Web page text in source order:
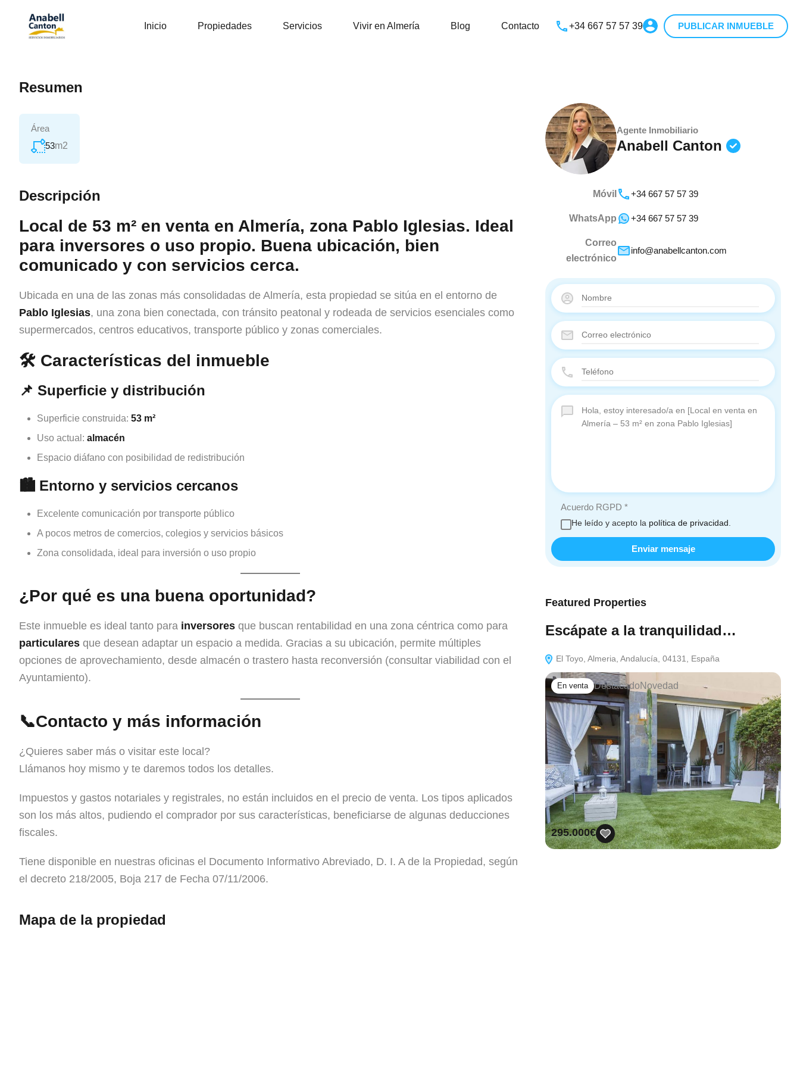
Inicio Propiedades Servicios Vivir en Almería Blog Contacto
Inicio Propiedades Servicios Vivir en Almería Blog Contacto +34 667 57 57 39 PUBLICAR INMUEBLE
Resumen
Área
53m2
Descripción
Local de 53 m² en venta en Almería, zona Pablo Iglesias. Ideal
para inversores o uso propio. Buena ubicación, bien
comunicado y con servicios cerca.
Ubicada en una de las zonas más consolidadas de Almería, esta propiedad se sitúa en el entorno de
Pablo Iglesias, una zona bien conectada, con tránsito peatonal y rodeada de servicios esenciales como
supermercados, centros educativos, transporte público y zonas comerciales.
🛠️ Características del inmueble
📌 Superficie y distribución
Superficie construida: 53 m²
Uso actual: almacén
Espacio diáfano con posibilidad de redistribución
🏙️ Entorno y servicios cercanos
Excelente comunicación por transporte público
A pocos metros de comercios, colegios y servicios básicos
Zona consolidada, ideal para inversión o uso propio
¿Por qué es una buena oportunidad?
Este inmueble es ideal tanto para inversores que buscan rentabilidad en una zona céntrica como para
particulares que desean adaptar un espacio a medida. Gracias a su ubicación, permite múltiples
opciones de aprovechamiento, desde almacén o trastero hasta reconversión (consultar viabilidad con el
Ayuntamiento).
📞Contacto y más información
¿Quieres saber más o visitar este local?
Llámanos hoy mismo y te daremos todos los detalles.
Impuestos y gastos notariales y registrales, no están incluidos en el precio de venta. Los tipos aplicados
son los más altos, pudiendo el comprador por sus características, beneficiarse de algunas deducciones
fiscales.
Tiene disponible en nuestras oficinas el Documento Informativo Abreviado, D. I. A de la Propiedad, según
el decreto 218/2005, Boja 217 de Fecha 07/11/2006.
Mapa de la propiedad
Agente Inmobiliario
Anabell Canton
Móvil +34 667 57 57 39
WhatsApp +34 667 57 57 39
Correo
electrónico
info@anabellcanton.com
Acuerdo RGPD*
He leído y acepto la política de privacidad
Enviar mensaje
Featured Properties
Escápate a la tranquilidad…
El Toyo, Almeria, Andalucía, 04131, España
En venta DestacadoNovedad
295.000€